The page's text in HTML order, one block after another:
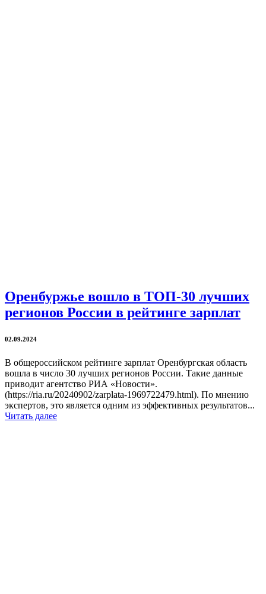
Оренбуржье вошло в ТОП-30 лучших
регионов России в рейтинге зарплат
02.09.2024
В общероссийском рейтинге зарплат Оренбургская область
вошла в число 30 лучших регионов России. Такие данные
приводит агентство РИА «Новости».
(https://ria.ru/20240902/zarplata-1969722479.html). По мнению
экспертов, это является одним из эффективных результатов...
Читать далее